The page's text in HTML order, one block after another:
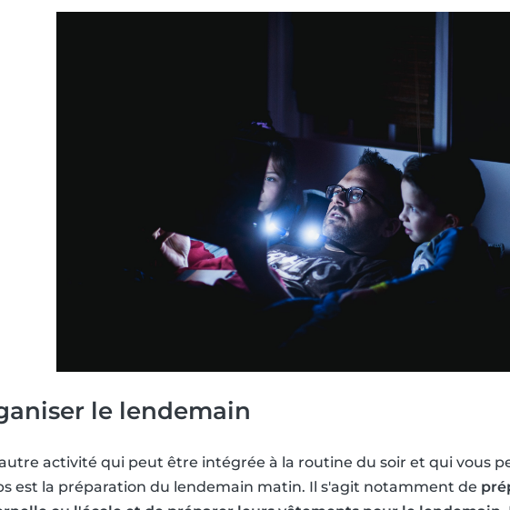
le lendemain
activité qui peut être intégrée à la routine du soir et qui vous
est la préparation du lendemain matin. Il s'agit notamment de